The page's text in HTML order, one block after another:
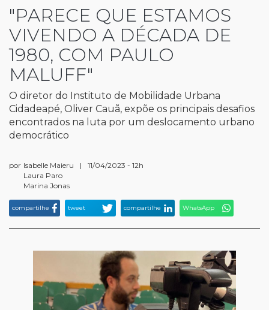
navegação
"PARECE QUE ESTAMOS
VIVENDO A DÉCADA DE
1980, COM PAULO
MALUFF"
O diretor do Instituto de Mobilidade Urbana
Cidadeapé, Oliver Cauã, expõe os principais desafios
encontrados na luta por um deslocamento urbano
democrático
por Isabelle Maieru
Laura Paro
Marina Jonas
| 11/04/2023 - 12h
compartilhe tweet compartilhe WhatsApp